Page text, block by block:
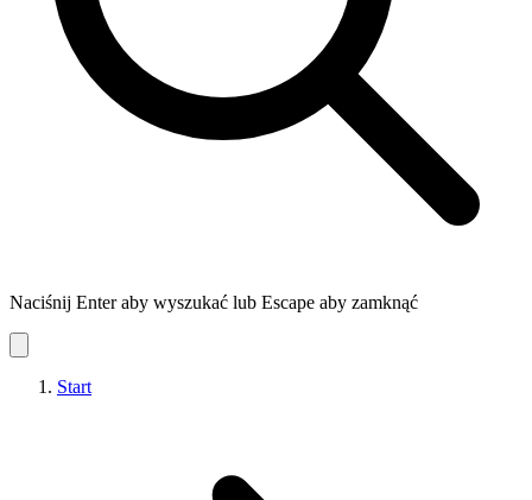
Naciśnij Enter aby wyszukać lub Escape aby zamknąć
Start